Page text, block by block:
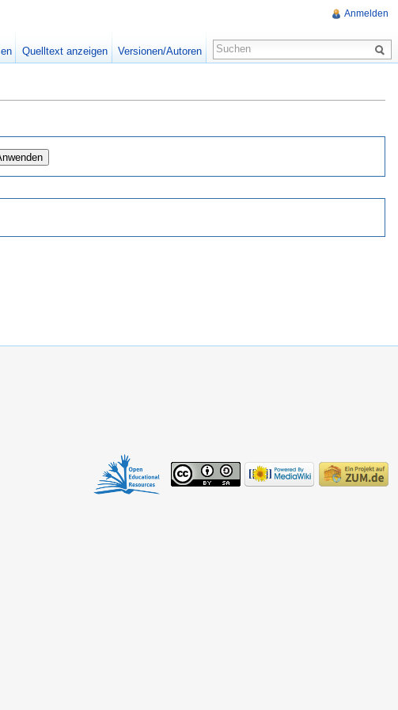
Anmelden
Quelltext anzeigen Versionen/Autoren